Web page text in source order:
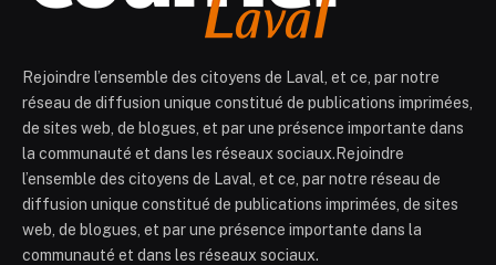
Rejoindre l’ensemble des citoyens de Laval, et ce, par notre
réseau de diffusion unique constitué de publications imprimées,
de sites web, de blogues, et par une présence importante dans
la communauté et dans les réseaux sociaux.Rejoindre
l’ensemble des citoyens de Laval, et ce, par notre réseau de
diffusion unique constitué de publications imprimées, de sites
web, de blogues, et par une présence importante dans la
communauté et dans les réseaux sociaux.